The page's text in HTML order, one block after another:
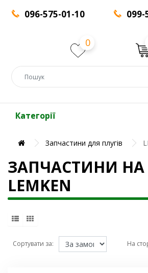
096-575-01-10
099-
0
Категорії
Запчастини для плугів
ЗАПЧАСТИНИ НА
LEMKEN
Сортувати за: На